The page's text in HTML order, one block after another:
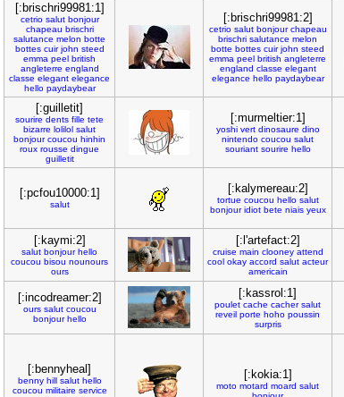
[:brischri99981:1]
cetrio salut bonjour
chapeau brischri
salutance melon botte
bottes cuir john steed
emma peel british
angleterre england
classe elegant elegance
hello paydaybear
[:brischri99981:2]
cetrio salut bonjour chapeau
brischri salutance melon
botte bottes cuir john steed
emma peel british angleterre
england classe elegant
elegance hello paydaybear
[:guilletit]
sourire dents fille tete
bizarre lolilol salut
bonjour coucou hinhin
roux rousse dingue
guilletit
[:murmeltier:1]
yoshi vert dinosaure dino
nintendo coucou salut
souriant sourire hello
[:pcfou10000:1]
salut
[:kalymereau:2]
tortue coucou hello salut
bonjour idiot bete niais yeux
[:kaymi:2]
salut bonjour hello
coucou bisou nounours
ours
[:l'artefact:2]
cruise main clooney attend
cool okay accord salut acteur
americain
[:incodreamer:2]
ours salut coucou
bonjour hello
[:kassrol:1]
poulet cache cacher salut
reveil porte hoho poussin
surpris
[:bennyheal]
benny hill salut hello
coucou militaire service
[:kokia:1]
moto motard moard salut